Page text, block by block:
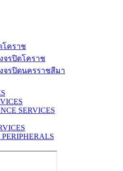
โคราช
จรปิดโคราช
จรปิดนครราชสีมา
SERVICES